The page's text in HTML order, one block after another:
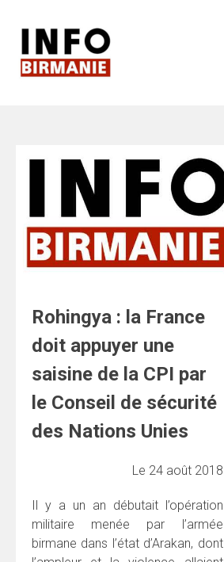
Rohingya : la France
doit appuyer une
saisine de la CPI par
le Conseil de sécurité
des Nations Unies
Le 24 août 2018
Il y a un an débutait l’opération
militaire menée par l’armée
birmane dans l’état d’Arakan, dont